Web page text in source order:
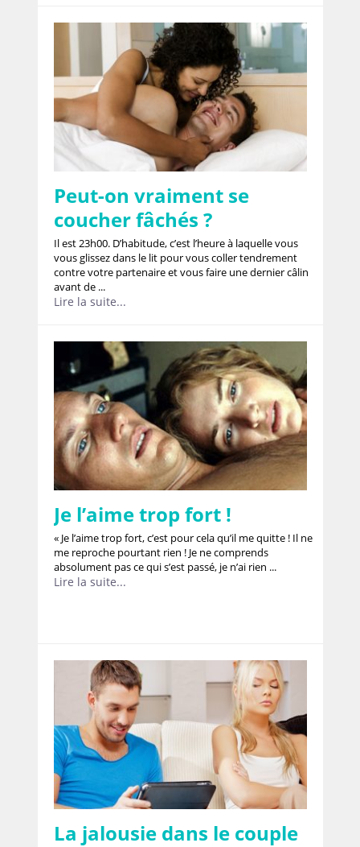
Peut-on vraiment se
coucher fâchés ?
Il est 23h00. D’habitude, c’est l’heure à laquelle vous
vous glissez dans le lit pour vous coller tendrement
contre votre partenaire et vous faire une dernier câlin
avant de ...
Lire la suite...
Je l’aime trop fort !
« Je l’aime trop fort, c’est pour cela qu’il me quitte ! Il ne
me reproche pourtant rien ! Je ne comprends
absolument pas ce qui s’est passé, je n’ai rien ...
Lire la suite...
La jalousie dans le couple